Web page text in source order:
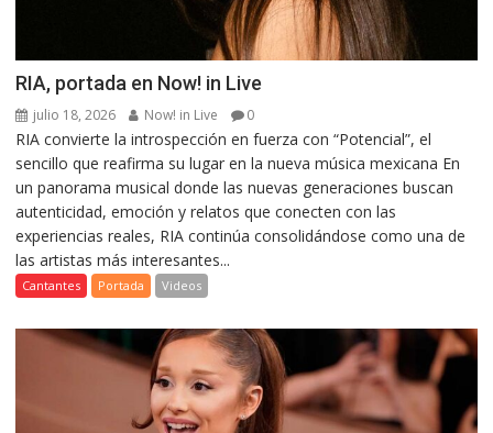
RIA, portada en Now! in Live
julio 18, 2026 Now! in Live 0
RIA convierte la introspección en fuerza con “Potencial”, el
sencillo que reafirma su lugar en la nueva música mexicana En
un panorama musical donde las nuevas generaciones buscan
autenticidad, emoción y relatos que conecten con las
experiencias reales, RIA continúa consolidándose como una de
las artistas más interesantes...
Cantantes Portada Videos